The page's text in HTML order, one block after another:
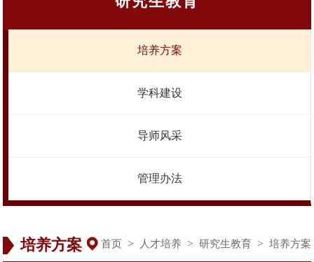
培养方案
学科建设
导师风采
管理办法
培养方案 首页 > 人才培养 > 研究生教育 > 培养方案